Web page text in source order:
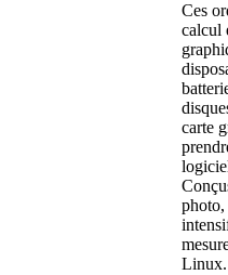
Ces
calcul
carte
photo,
Linux.